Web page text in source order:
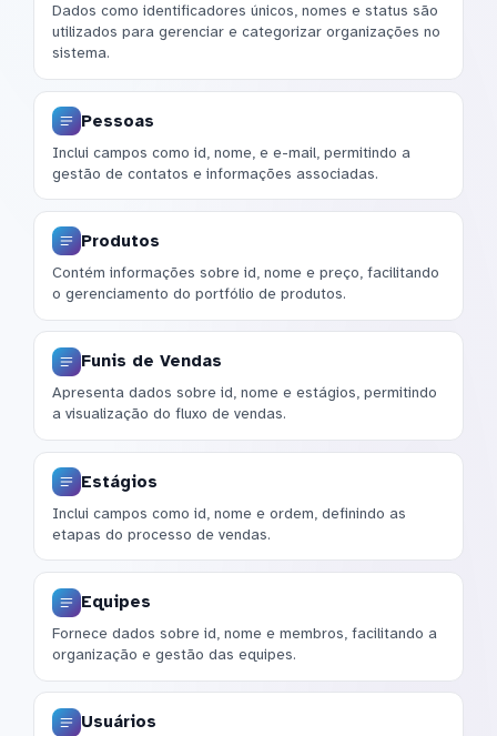
Dados como identificadores únicos, nomes e status são
utilizados para gerenciar e categorizar organizações no
sistema.
Pessoas
Inclui campos como id, nome, e e-mail, permitindo a
gestão de contatos e informações associadas.
Produtos
Contém informações sobre id, nome e preço, facilitando
o gerenciamento do portfólio de produtos.
Funis de Vendas
Apresenta dados sobre id, nome e estágios, permitindo
a visualização do fluxo de vendas.
Estágios
Inclui campos como id, nome e ordem, definindo as
etapas do processo de vendas.
Equipes
Fornece dados sobre id, nome e membros, facilitando a
organização e gestão das equipes.
Usuários